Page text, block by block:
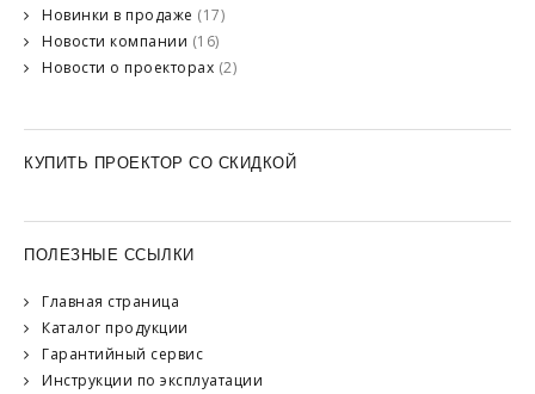
Новинки в продаже (17)
Новости компании (16)
Новости о проекторах (2)
КУПИТЬ ПРОЕКТОР СО СКИДКОЙ
ПОЛЕЗНЫЕ ССЫЛКИ
Главная страница
Каталог продукции
Гарантийный сервис
Инструкции по эксплуатации